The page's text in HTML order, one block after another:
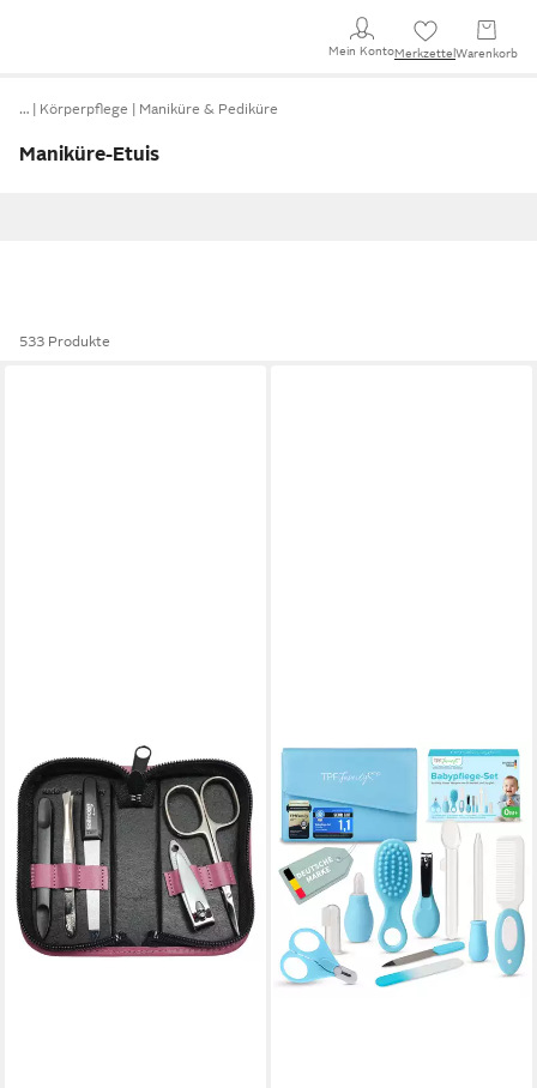
Mein KontoMerkzettel Warenkorb
… Körperpflege Maniküre & Pediküre
Maniküre-Etuis
533 Produkte